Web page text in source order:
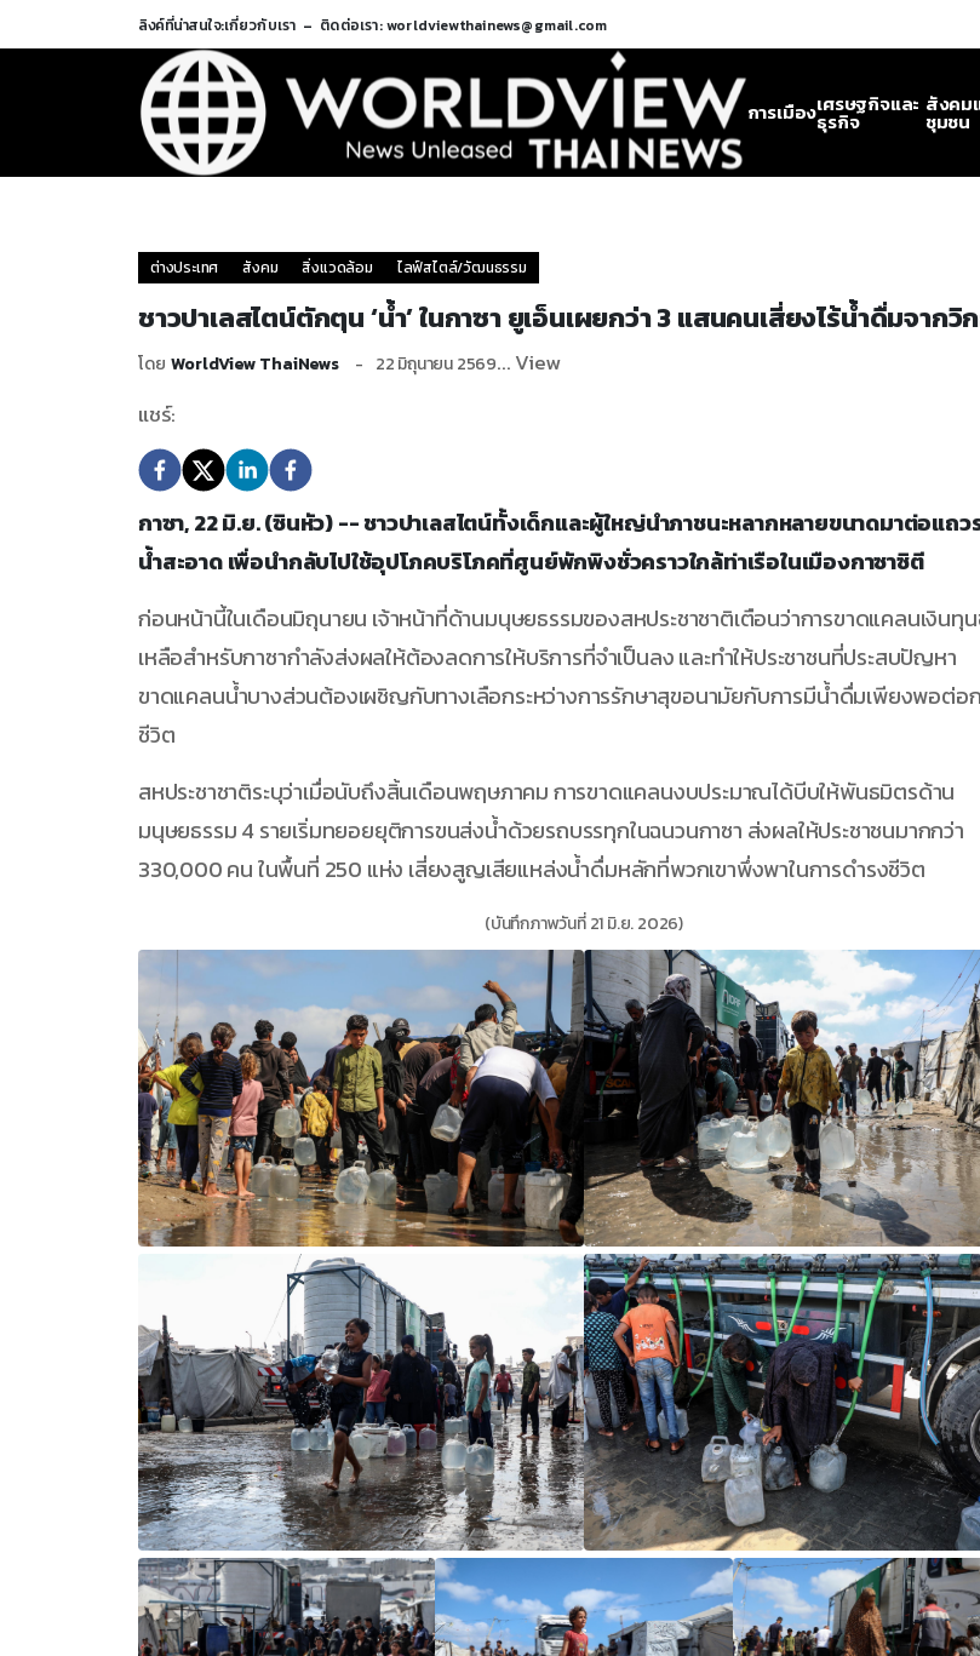
ลิงค์ที่น่าสนใจ:เกี่ยวกับเรา ติดต่อเรา: worldviewthainews@gmail.com
การเมืองเศรษฐกิจและ
ธุรกิจ
สังคม
ชุมชน
ต่างประเทศ สังคม สิ่งแวดล้อม ไลฟ์สไตล์/วัฒนธรรม
ชาวปาเลสไตน์ตักตุน ‘น้ำ’ ในกาซา ยูเอ็นเผยกว่า 3 แสนคนเสี่ยงไร้น้ำดื่มจาก
โดย WorldView ThaiNews 22 มิถุนายน 2569... View
แชร์:
กาซา, 22 มิ.ย. (ซินหัว) -- ชาวปาเลสไตน์ทั้งเด็กและผู้ใหญ่นำภาชนะหลากหลายขนาดมาต่อแถว
น้ำสะอาด เพื่อนำกลับไปใช้อุปโภคบริโภคที่ศูนย์พักพิงชั่วคราวใกล้ท่าเรือในเมืองกาซาซิตี
ก่อนหน้านี้ในเดือนมิถุนายน เจ้าหน้าที่ด้านมนุษยธรรมของสหประชาชาติเตือนว่าการขาดแคลนเงินทุ
เหลือสำหรับกาซากำลังส่งผลให้ต้องลดการให้บริการที่จำเป็นลง และทำให้ประชาชนที่ประสบปัญหา
ขาดแคลนน้ำบางส่วนต้องเผชิญกับทางเลือกระหว่างการรักษาสุขอนามัยกับการมีน้ำดื่มเพียงพอต่อก
ชีวิต
สหประชาชาติระบุว่าเมื่อนับถึงสิ้นเดือนพฤษภาคม การขาดแคลนงบประมาณได้บีบให้พันธมิตรด้าน
มนุษยธรรม 4 รายเริ่มทยอยยุติการขนส่งน้ำด้วยรถบรรทุกในฉนวนกาซา ส่งผลให้ประชาชนมากกว่า
330,000 คน ในพื้นที่ 250 แห่ง เสี่ยงสูญเสียแหล่งน้ำดื่มหลักที่พวกเขาพึ่งพาในการดำรงชีวิต
(บันทึกภาพวันที่ 21 มิ.ย. 2026)